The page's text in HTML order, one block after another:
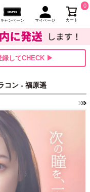
キャンペーン マイページ カート
0
録してCHECK ▶
コン - 福原遥